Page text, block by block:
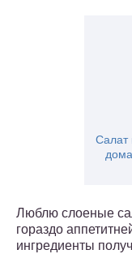
Салат
Люблю слоеные
гораздо
ингредиенты